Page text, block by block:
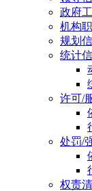
政府
机构
规划
统计
许可/
处罚/
权责